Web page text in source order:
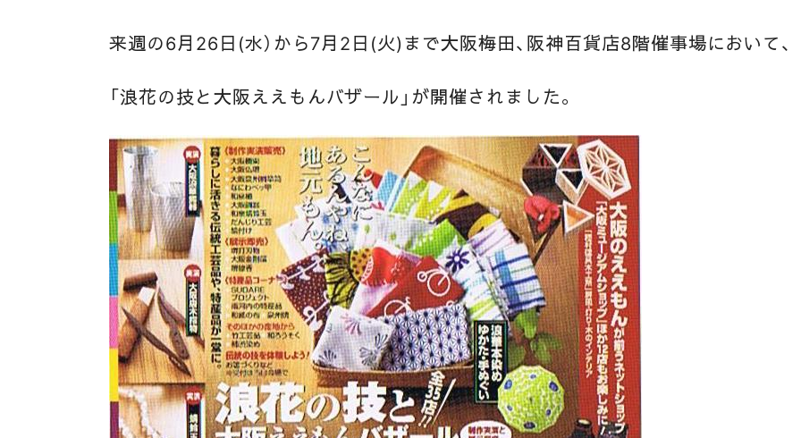
来週の6月26日(水）から7月2日(火)まで大阪梅田、阪神百貨店8階催事場において、
「浪花の技と大阪ええもんバザール」が開催されました。